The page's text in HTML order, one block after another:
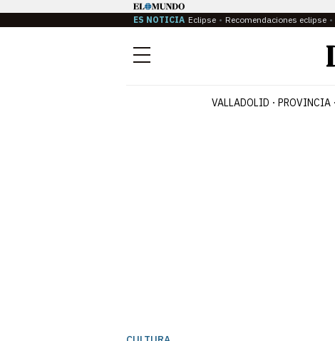
ES NOTICIA Eclipse Recomendaciones eclipse
Menú
VALLADOLID PROVINCIA